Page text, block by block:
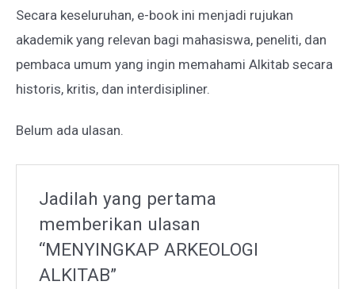
Secara keseluruhan, e-book ini menjadi rujukan
akademik yang relevan bagi mahasiswa, peneliti, dan
pembaca umum yang ingin memahami Alkitab secara
historis, kritis, dan interdisipliner.
Belum ada ulasan.
Jadilah yang pertama
memberikan ulasan
“MENYINGKAP ARKEOLOGI
ALKITAB”